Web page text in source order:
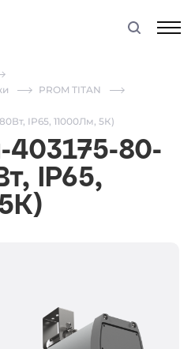
PROM TITAN
IP65, 11000Лм, 5К)
403175-80-
IP65,